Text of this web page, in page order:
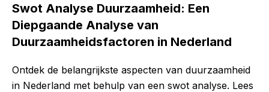
Swot Analyse Duurzaamheid: Een
Diepgaande Analyse van
Duurzaamheidsfactoren in Nederland
Ontdek de belangrijkste aspecten van duurzaamheid
in Nederland met behulp van een swot analyse. Lees